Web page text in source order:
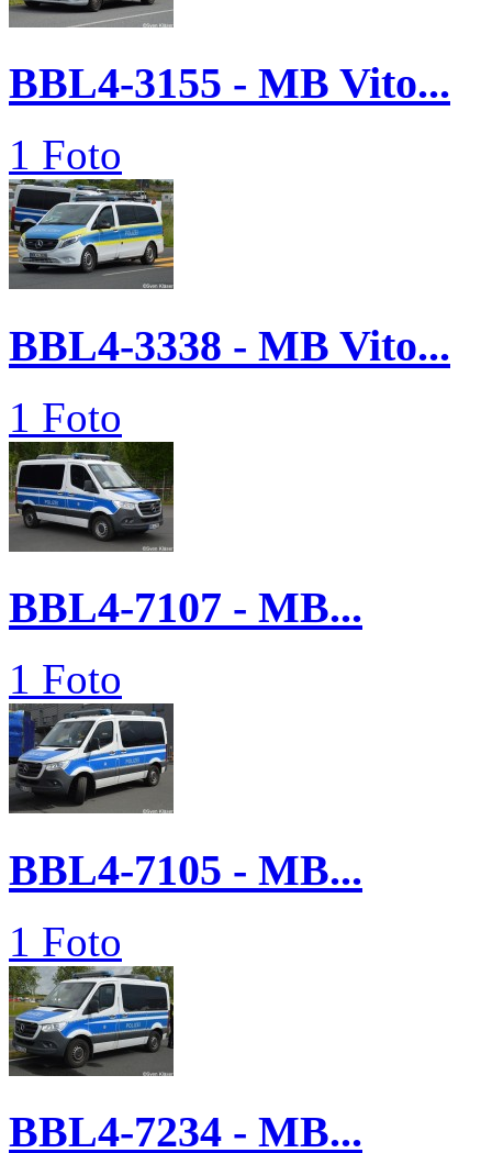
BBL4-3155 - MB Vito...
1 Foto
BBL4-3338 - MB Vito...
1 Foto
BBL4-7107 - MB...
1 Foto
BBL4-7105 - MB...
1 Foto
BBL4-7234 - MB...